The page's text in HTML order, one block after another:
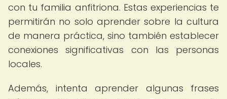
con tu familia anfitriona. Estas experiencias te
permitirán no solo aprender sobre la cultura
de manera práctica, sino también establecer
conexiones significativas con las personas
locales.
Además, intenta aprender algunas frases